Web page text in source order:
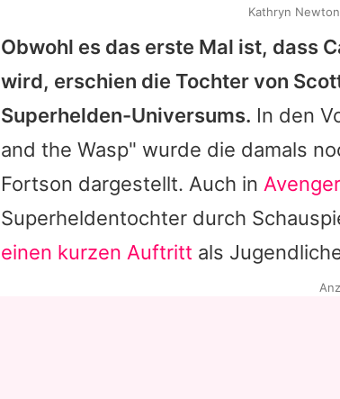
Obwohl es das erste Mal ist, dass
wird, erschien die Tochter von
Superhelden-Universums. In den
and the Wasp" wurde die damals
Fortson dargestellt. Auch in
Superheldentochter durch
einen kurzen Auftritt als
Kathryn